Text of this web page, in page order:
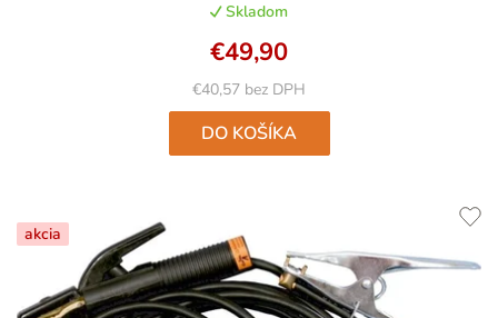
je
4,9
z
5
hviezdičiek.
Skladom
€40,57 bez DPH
€49,90
DO KOŠÍKA
akcia